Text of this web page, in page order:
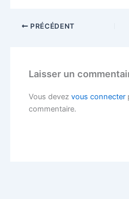
PRÉCÉDENT
Laisser un
Vous devezvous connecter
commentaire.